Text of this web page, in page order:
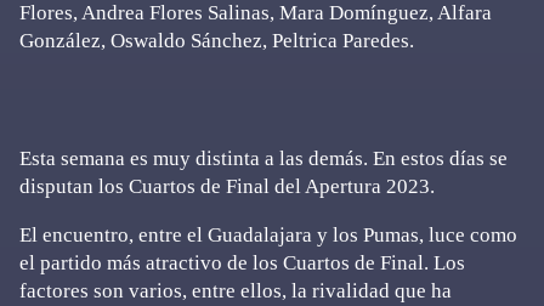
Flores, Andrea Flores Salinas, Mara Domínguez, Alfara
González, Oswaldo Sánchez, Peltrica Paredes.
Esta semana es muy distinta a las demás. En estos días se
disputan los Cuartos de Final del Apertura 2023.
El encuentro, entre el Guadalajara y los Pumas, luce como
el partido más atractivo de los Cuartos de Final. Los
factores son varios, entre ellos, la rivalidad que ha